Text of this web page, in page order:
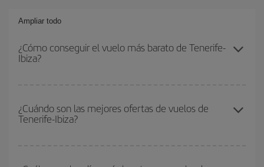
Ampliar todo
¿Cómo conseguir el vuelo más barato de Tenerife-
Ibiza?
conseguir el vuelo más barato si evitas temporadas altas,
compras con antelación y puedes ser flexible con las fechas y
¿Cuándo son las mejores ofertas de vuelos de
Tenerife-Ibiza?
temporadas altas
. Aunque depende de tu destino, por lo general